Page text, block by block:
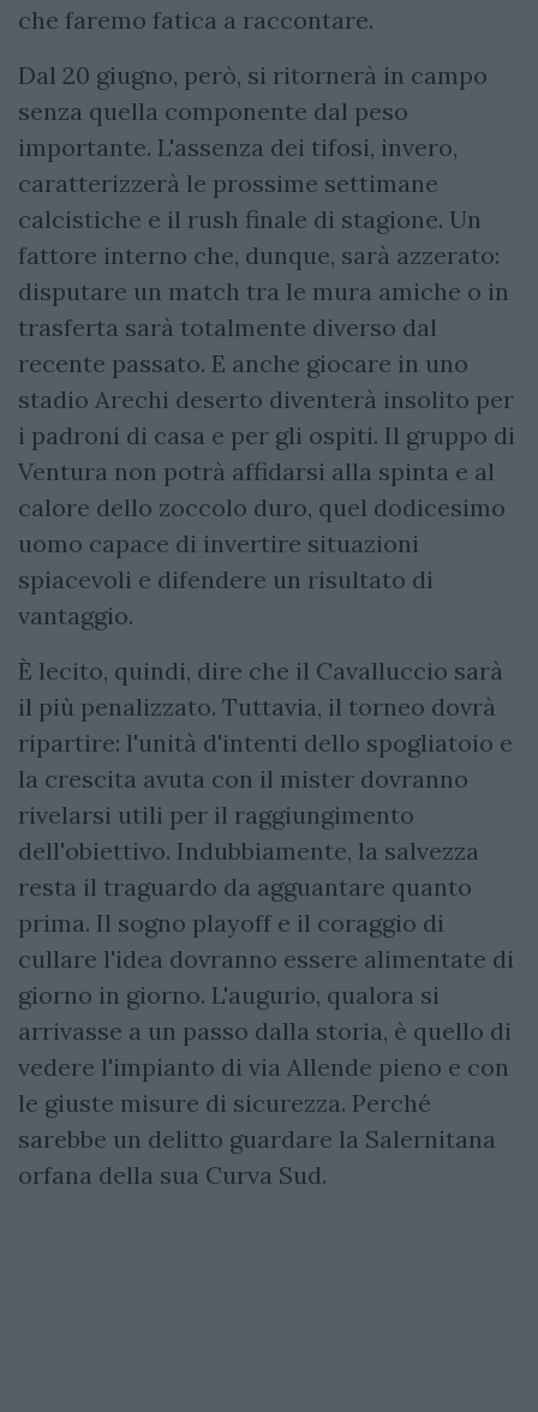
che faremo fatica a raccontare.
Dal 20 giugno, però, si ritornerà in campo
senza quella componente dal peso
importante. L'assenza dei tifosi, invero,
caratterizzerà le prossime settimane
calcistiche e il rush finale di stagione. Un
fattore interno che, dunque, sarà azzerato:
disputare un match tra le mura amiche o in
trasferta sarà totalmente diverso dal
recente passato. E anche giocare in uno
stadio Arechi deserto diventerà insolito per
i padroni di casa e per gli ospiti. Il gruppo di
Ventura non potrà affidarsi alla spinta e al
calore dello zoccolo duro, quel dodicesimo
uomo capace di invertire situazioni
spiacevoli e difendere un risultato di
vantaggio.
È lecito, quindi, dire che il Cavalluccio sarà
il più penalizzato. Tuttavia, il torneo dovrà
ripartire: l'unità d'intenti dello spogliatoio e
la crescita avuta con il mister dovranno
rivelarsi utili per il raggiungimento
dell'obiettivo. Indubbiamente, la salvezza
resta il traguardo da agguantare quanto
prima. Il sogno playoff e il coraggio di
cullare l'idea dovranno essere alimentate di
giorno in giorno. L'augurio, qualora si
arrivasse a un passo dalla storia, è quello di
vedere l'impianto di via Allende pieno e con
le giuste misure di sicurezza. Perché
sarebbe un delitto guardare la Salernitana
orfana della sua Curva Sud.